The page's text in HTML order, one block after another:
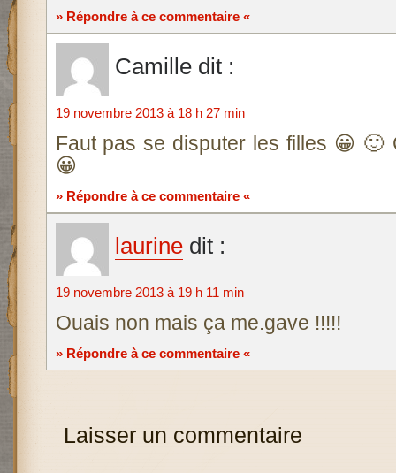
» Répondre à ce commentaire «
Camille dit :
19 novembre 2013 à 18 h 27 min
Faut pas se disputer les filles 😀 🙂
😀
» Répondre à ce commentaire «
laurine dit :
19 novembre 2013 à 19 h 11 min
Ouais non mais ça me.gave !!!!!
» Répondre à ce commentaire «
Laisser un commentaire